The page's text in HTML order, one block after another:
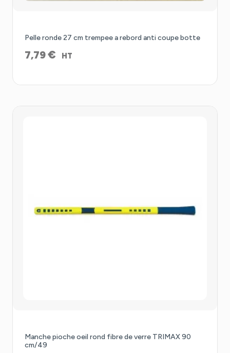
Pelle ronde 27 cm trempee a rebord anti coupe botte
7,79€ HT
Manche pioche oeil rond fibre de verre TRIMAX 90
cm/49